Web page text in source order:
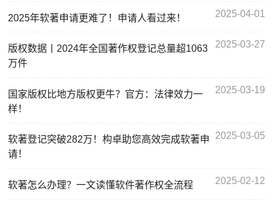
2025年软著申请更难了！申请人看过来！ 2025-04-01
版权数据丨2024年全国著作权登记总量超1063
万件
2025-03-27
国家版权比地方版权更牛？官方：法律效力一
样！
2025-03-19
软著登记突破282万！构卓助您高效完成软著申
请！
2025-03-05
软著怎么办理？一文读懂软件著作权全流程 2025-02-12